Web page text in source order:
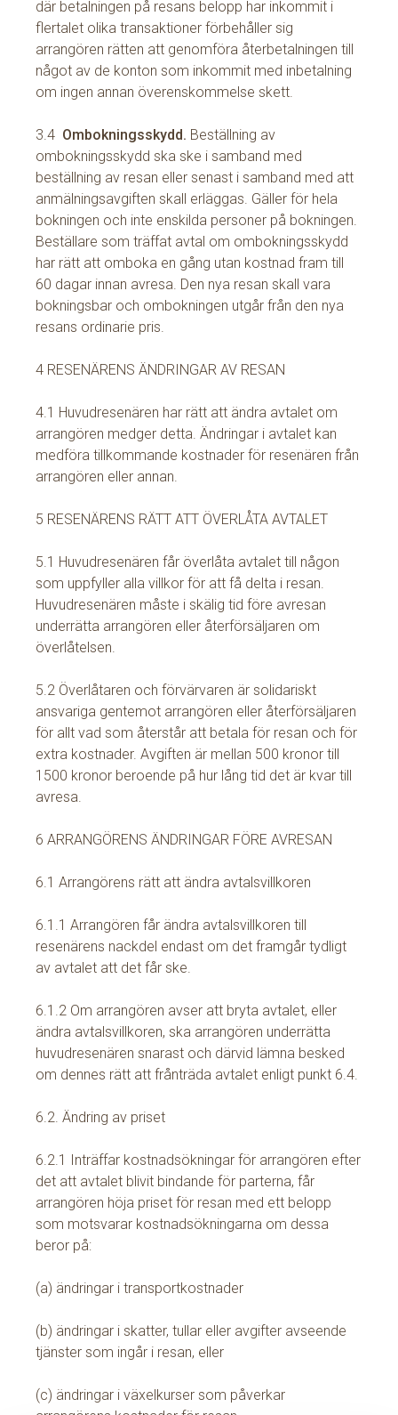
där betalningen på resans belopp har inkommit i
flertalet olika transaktioner förbehåller sig
arrangören rätten att genomföra återbetalningen till
något av de konton som inkommit med inbetalning
om ingen annan överenskommelse skett.
3.4 Ombokningsskydd. Beställning av
ombokningsskydd ska ske i samband med
beställning av resan eller senast i samband med att
anmälningsavgiften skall erläggas. Gäller för hela
bokningen och inte enskilda personer på bokningen.
Beställare som träffat avtal om ombokningsskydd
har rätt att omboka en gång utan kostnad fram till
60 dagar innan avresa. Den nya resan skall vara
bokningsbar och ombokningen utgår från den nya
resans ordinarie pris.
4 RESENÄRENS ÄNDRINGAR AV RESAN
4.1 Huvudresenären har rätt att ändra avtalet om
arrangören medger detta. Ändringar i avtalet kan
medföra tillkommande kostnader för resenären från
arrangören eller annan.
5 RESENÄRENS RÄTT ATT ÖVERLÅTA AVTALET
5.1 Huvudresenären får överlåta avtalet till någon
som uppfyller alla villkor för att få delta i resan.
Huvudresenären måste i skälig tid före avresan
underrätta arrangören eller återförsäljaren om
överlåtelsen.
5.2 Överlåtaren och förvärvaren är solidariskt
ansvariga gentemot arrangören eller återförsäljaren
för allt vad som återstår att betala för resan och för
extra kostnader. Avgiften är mellan 500 kronor till
1500 kronor beroende på hur lång tid det är kvar till
avresa.
6 ARRANGÖRENS ÄNDRINGAR FÖRE AVRESAN
6.1 Arrangörens rätt att ändra avtalsvillkoren
6.1.1 Arrangören får ändra avtalsvillkoren till
resenärens nackdel endast om det framgår tydligt
av avtalet att det får ske.
6.1.2 Om arrangören avser att bryta avtalet, eller
ändra avtalsvillkoren, ska arrangören underrätta
huvudresenären snarast och därvid lämna besked
om dennes rätt att frånträda avtalet enligt punkt 6.4.
6.2. Ändring av priset
6.2.1 Inträffar kostnadsökningar för arrangören efter
det att avtalet blivit bindande för parterna, får
arrangören höja priset för resan med ett belopp
som motsvarar kostnadsökningarna om dessa
beror på:
(a) ändringar i transportkostnader
(b) ändringar i skatter, tullar eller avgifter avseende
tjänster som ingår i resan, eller
(c) ändringar i växelkurser som påverkar